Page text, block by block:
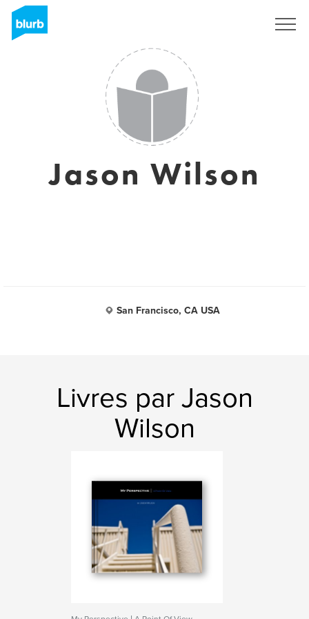
Jason Wilson
San Francisco, CA USA
Livres par Jason
Wilson